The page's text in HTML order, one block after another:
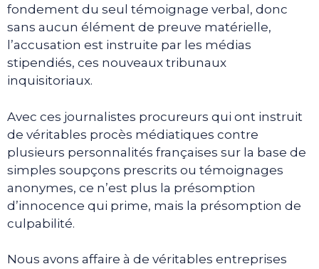
fondement du seul témoignage verbal, donc
sans aucun élément de preuve matérielle,
l’accusation est instruite par les médias
stipendiés, ces nouveaux tribunaux
inquisitoriaux.
Avec ces journalistes procureurs qui ont instruit
de véritables procès médiatiques contre
plusieurs personnalités françaises sur la base de
simples soupçons prescrits ou témoignages
anonymes, ce n’est plus la présomption
d’innocence qui prime, mais la présomption de
culpabilité.
Nous avons affaire à de véritables entreprises